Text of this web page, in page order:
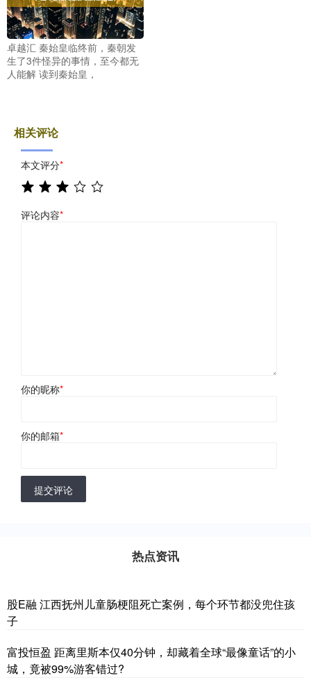
卓越汇 秦始皇临终前，秦朝发
生了3件怪异的事情，至今都无
人能解 读到秦始皇，
相关评论
本文评分*
评论内容*
你的昵称*
你的邮箱*
提交评论
热点资讯
股E融 江西抚州儿童肠梗阻死亡案例，每个环节都没兜住孩
子
富投恒盈 距离里斯本仅40分钟，却藏着全球“最像童话”的小
城，竟被99%游客错过?